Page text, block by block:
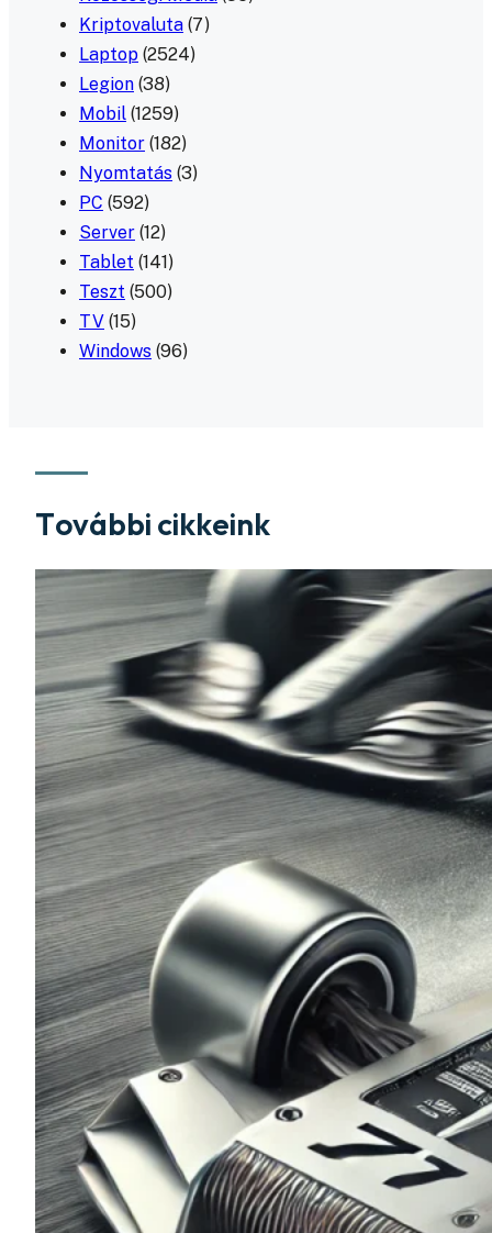
Kriptovaluta (7)
Laptop (2524)
Legion (38)
Mobil (1259)
Monitor (182)
Nyomtatás (3)
PC (592)
Server (12)
Tablet (141)
Teszt (500)
TV (15)
Windows (96)
További cikkeink